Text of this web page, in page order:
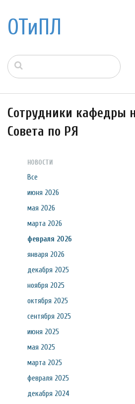
ОТиПЛ
Сотрудники кафедры
Совета по РЯ
НОВОСТИ
Все
июня 2026
мая 2026
марта 2026
февраля 2026
января 2026
декабря 2025
ноября 2025
октября 2025
сентября 2025
июня 2025
мая 2025
марта 2025
февраля 2025
декабря 2024